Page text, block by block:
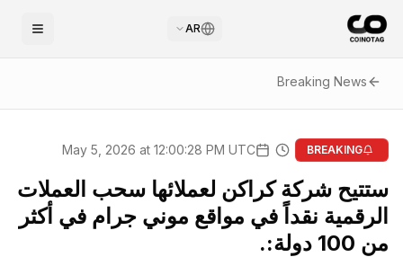
AR
Breaking News
BREAKING
May 5, 2026 at 12:00:28 PM UTC
ستتيح شركة كراكن لعملائها سحب العملات
الرقمية نقداً في مواقع موني جرام في أكثر
من 100 دولة:.